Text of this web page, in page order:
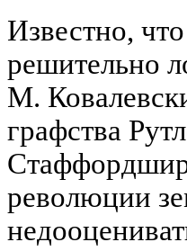
Известно,
решительно
М.
графства
революции